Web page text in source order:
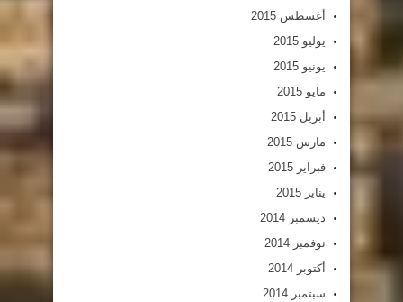
أغسطس 2015
يوليو 2015
يونيو 2015
مايو 2015
أبريل 2015
مارس 2015
فبراير 2015
يناير 2015
ديسمبر 2014
نوفمبر 2014
أكتوبر 2014
سبتمبر 2014